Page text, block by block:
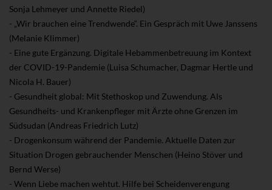
Sonja Lehmeyer und Annette Riedel)
- „Wir brauchen eine Trendwende“. Ein Gespräch mit Uwe Janssens
(Melanie Klimmer)
- Eine gute Ergänzung. Digitale Hebammenbetreuung im Kontext
der COVID-19-Pandemie (Luisa Schumacher, Dagmar Hertle und
Nicola H. Bauer)
- Gesundheit global: Mit Stethoskop und Zuwendung. Als
Gesundheits- und Krankenpfleger mit Ärzte ohne Grenzen im
Südsudan (Andreas Friedrich Lutz)
- Drogenkonsum während der Pandemie. Aktuelle Daten zur
Situation Drogen gebrauchender Menschen (Heino Stöver und
Bernd Werse)
- Wenn Liebe machen wehtut. Hilfe bei Scheidenverengung